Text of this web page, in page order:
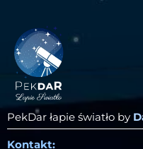
PekDar łapie światło by
Kontakt: